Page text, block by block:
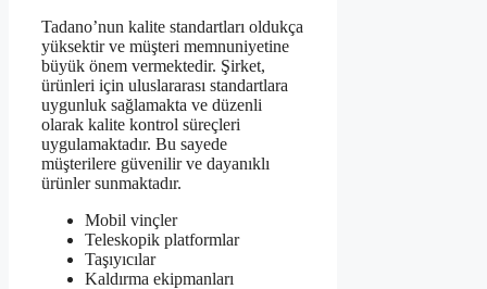
Tadano’nun kalite standartları oldukça
yüksektir ve müşteri memnuniyetine
büyük önem vermektedir. Şirket,
ürünleri için uluslararası standartlara
uygunluk sağlamakta ve düzenli
olarak kalite kontrol süreçleri
uygulamaktadır. Bu sayede
müşterilere güvenilir ve dayanıklı
ürünler sunmaktadır.
Mobil vinçler
Teleskopik platformlar
Taşıyıcılar
Kaldırma ekipmanları